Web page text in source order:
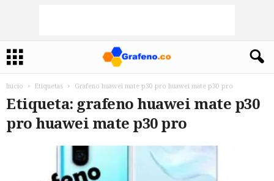
Inicio Etiquetas Grafeno huawei mate p30 pro huawei mate p30 pro
Etiqueta: grafeno huawei mate p30
pro huawei mate p30 pro